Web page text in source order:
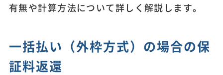
有無や計算方法について詳しく解説します。
一括払い（外枠方式）の場合の保
証料返還